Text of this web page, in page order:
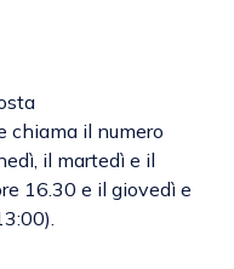
chiama il numero
il martedì e il
16.30 e il giovedì e